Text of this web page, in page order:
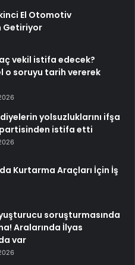
El Otomotiv
Getiriyor
vekil istifa edecek?
o soruyu tarih vererek
yolsuzluklarını ifşa
istifa etti
Kurtarma Araçları İçin İş
soruşturmasında
Aralarında İlyas
var